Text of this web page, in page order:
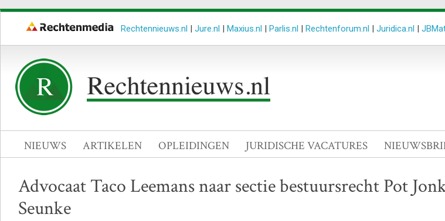
Rechtennieuws.nl | Jure.nl | Maxius.nl | Parlis.nl | Rechtenforum.nl | Juridica.nl |
NIEUWS ARTIKELEN OPLEIDINGEN JURIDISCHE VACATURES
Advocaat Taco Leemans naar sectie bestuursrecht Pot
Seunke